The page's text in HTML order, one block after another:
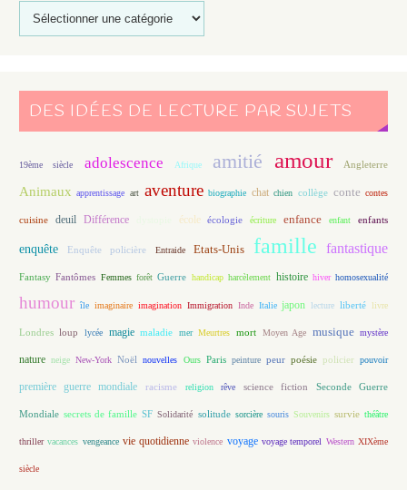
DES IDÉES DE LECTURE PAR SUJETS
19ème siècle adolescence Afrique amitié amour Angleterre
Animaux apprentissage art aventure biographie chat chien collège conte contes
cuisine deuil Différence école écologie écriture enfance enfant enfants
enquête Enquête policière Entraide Etats-Unis famille fantastique
Fantasy Fantômes Femmes forêt Guerre handicap harcèlement histoire hiver homosexualité
humour île imaginaire imagination Immigration Inde Italie japon lecture liberté livre
Londres loup lycée magie maladie mer Meurtres mort Moyen Age musique mystère
nature neige New-York Noël nouvelles Ours Paris peinture peur poésie policier pouvoir
première guerre mondiale racisme religion rêve science fiction Seconde Guerre
Mondiale secrets de famille SF Solidarité solitude sorcière souris Souvenirs survie théâtre
thriller vacances vengeance vie quotidienne violence voyage voyage temporel Western XIXème
siècle